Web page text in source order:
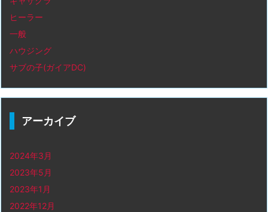
ヒーラー
一般
ハウジング
サブの子(ガイアDC)
アーカイブ
2024年3月
2023年5月
2023年1月
2022年12月